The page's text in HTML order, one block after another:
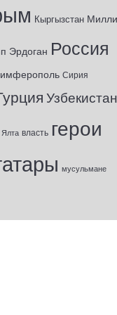
Кыргызстан Милли
Эрдоган Россия
Сирия
Узбекистан
Ялта власть герои
мусульмане